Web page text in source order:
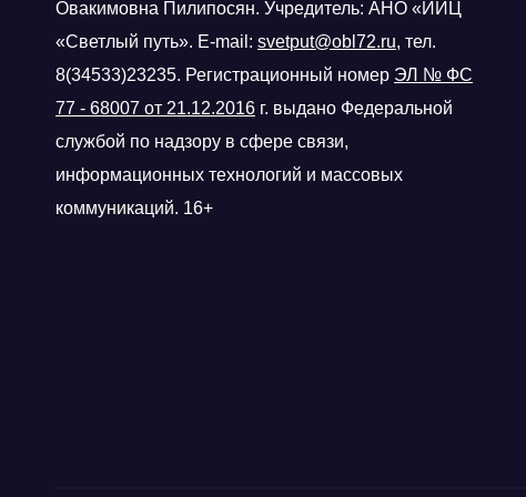
Овакимовна Пилипосян. Учредитель: АНО «ИИЦ
«Светлый путь». E-mail: svetput@obl72.ru, тел.
8(34533)23235. Регистрационный номер ЭЛ № ФС
77 - 68007 от 21.12.2016 г. выдано Федеральной
службой по надзору в сфере связи,
информационных технологий и массовых
коммуникаций. 16+